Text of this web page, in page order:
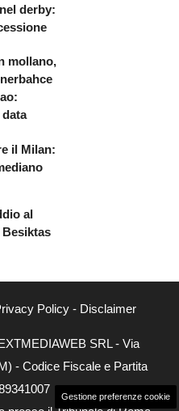
derby:
mollano,
il Milan:
al
Policy- Disclaimer
SRL - Via
- Codice Fiscale e Partita
Gestione preferenze cookie